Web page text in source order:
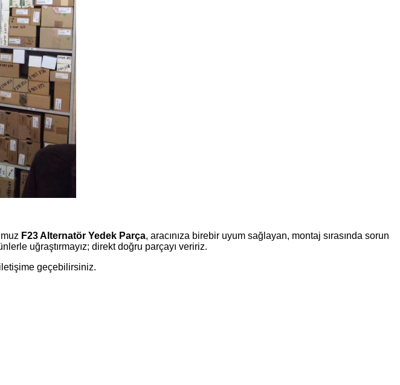
F23 Alternatör Yedek Parça, aracınıza birebir uyum sağlayan, montaj sırasında sorun
uğraştırmayız; direkt doğru parçayı veririz.
geçebilirsiniz.